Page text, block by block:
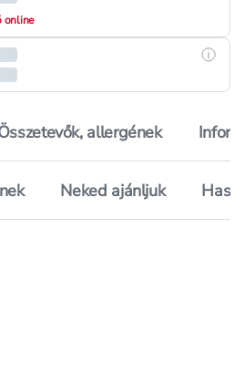
online
allergének
Neked ajánljuk